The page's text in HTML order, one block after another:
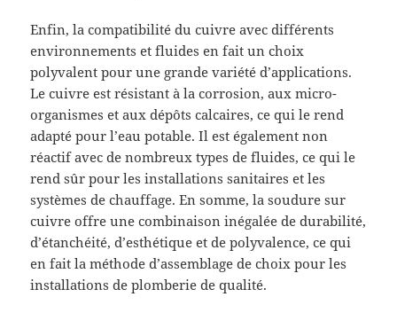
Enfin, la compatibilité du cuivre avec différents
environnements et fluides en fait un choix
polyvalent pour une grande variété d’applications.
Le cuivre est résistant à la corrosion, aux micro-
organismes et aux dépôts calcaires, ce qui le rend
adapté pour l’eau potable. Il est également non
réactif avec de nombreux types de fluides, ce qui le
rend sûr pour les installations sanitaires et les
systèmes de chauffage. En somme, la soudure sur
cuivre offre une combinaison inégalée de durabilité,
d’étanchéité, d’esthétique et de polyvalence, ce qui
en fait la méthode d’assemblage de choix pour les
installations de plomberie de qualité.